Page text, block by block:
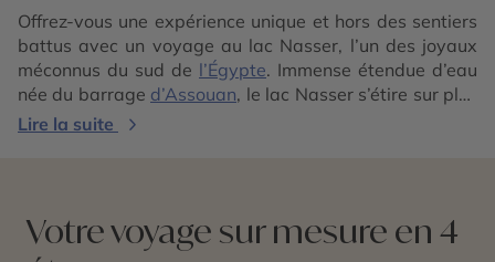
Offrez-vous une expérience unique et hors des sentiers
battus avec un voyage au lac Nasser, l’un des joyaux
méconnus du sud de l’Égypte. Immense étendue d’eau
née du barrage d’Assouan, le lac Nasser s’étire sur plus
de 500 kilomètres jusqu’à la frontière soudanaise. C’est
rares.
Naviguer sur le lac Nasser, c’est choisir une croisière
Lire la suite
Votre voyage sur mesure en 4